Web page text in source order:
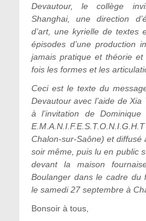
Devautour, le collège
Shanghai, une direction
d’art, une kyrielle de textes
épisodes d’une production
jamais pratique et théorie
fois les formes et les
Ceci est le texte du
Devautour avec l’aide de
à l’invitation de
Chalon-sur-Saône) et
soir même, puis lu en public
devant la maison
Boulanger dans le cadre du
le samedi 27 septembre à
Bonsoir à tous,